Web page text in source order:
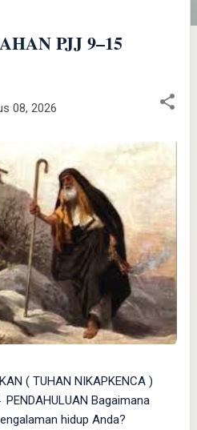
PJJ 9–15
08, 2026
( TUHAN NIKAPKENCA )
Bagaimana
hidup Anda?